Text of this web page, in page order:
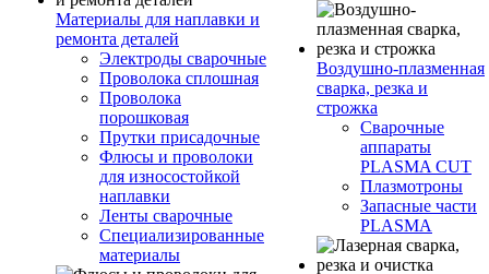
Материалы для наплавки и
ремонта деталей
Электроды сварочные
Проволока сплошная
Проволока
порошковая
Прутки присадочные
Флюсы и проволоки
для износостойкой
наплавки
Ленты сварочные
Специализированные
материалы
Воздушно-плазменная
сварка, резка и
строжка
Сварочные
аппараты
PLASMA CUT
Плазмотроны
Запасные части
PLASMA